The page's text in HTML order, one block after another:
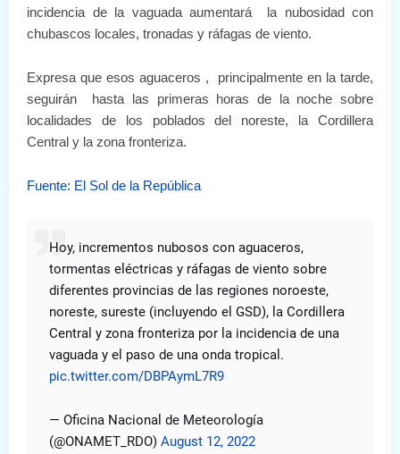
incidencia de la vaguada aumentará la nubosidad con
chubascos locales, tronadas y ráfagas de viento.
Expresa que esos aguaceros , principalmente en la tarde,
seguirán hasta las primeras horas de la noche sobre
localidades de los poblados del noreste, la Cordillera
Central y la zona fronteriza.
Fuente: El Sol de la República
Hoy, incrementos nubosos con aguaceros,
tormentas eléctricas y ráfagas de viento sobre
diferentes provincias de las regiones noroeste,
noreste, sureste (incluyendo el GSD), la Cordillera
Central y zona fronteriza por la incidencia de una
vaguada y el paso de una onda tropical.
pic.twitter.com/DBPAymL7R9
— Oficina Nacional de Meteorología
(@ONAMET_RDO) August 12, 2022